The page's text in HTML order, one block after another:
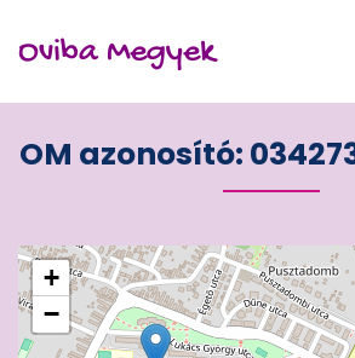
Oviba Megyek
OM azonosító:
+
−